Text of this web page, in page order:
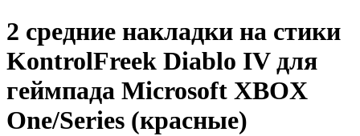
2 средние накладки на стики
KontrolFreek Diablo IV для
геймпада Microsoft XBOX
One/Series (красные)